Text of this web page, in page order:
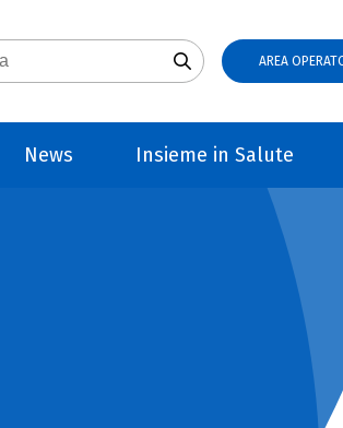
AREA
News Insieme in Salute